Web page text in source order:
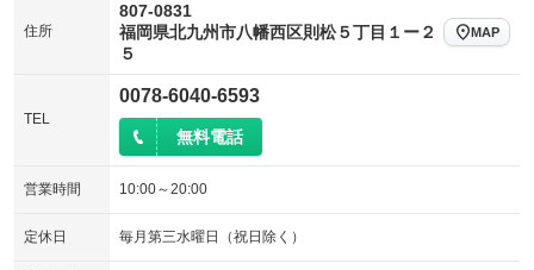
住所
807-0831
福岡県北九州市八幡西区則松５丁目１ー２
５
MAP
TEL
0078-6040-6593
無料電話
営業時間 10:00～20:00
定休日 毎月第三水曜日（祝日除く）